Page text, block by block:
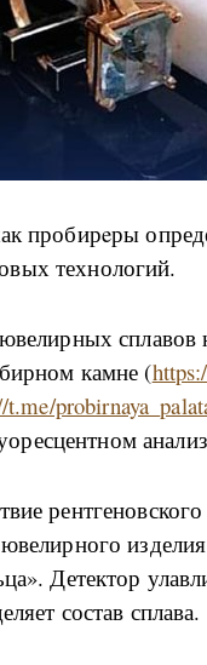
про­би­рe­ры
тех­но­ло­гий.
ка­м­не (
t.me/
Де­тек­тор
со­став спла­ва.